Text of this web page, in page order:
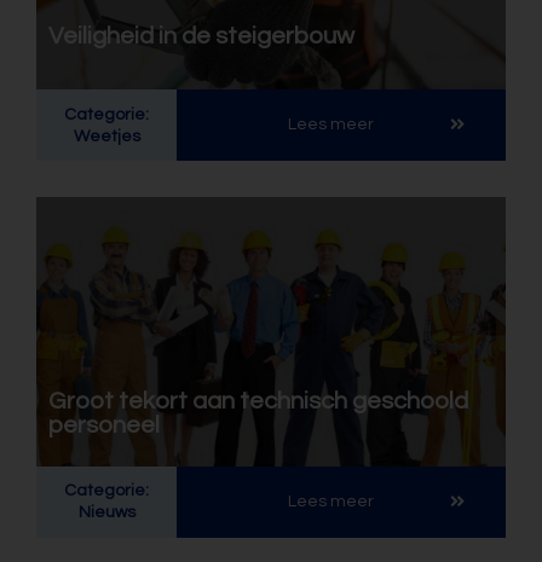
Veiligheid in de steigerbouw
Categorie:
Weetjes
Lees meer
Groot tekort aan technisch geschoold
personeel
Categorie:
Nieuws
Lees meer